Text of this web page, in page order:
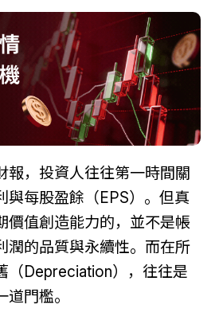
報，投資人往往第一時間關
每股盈餘（EPS）。但真
價值創造能力的，並不是帳
潤的品質與永續性。而在所
（Depreciation），往往是
門檻。